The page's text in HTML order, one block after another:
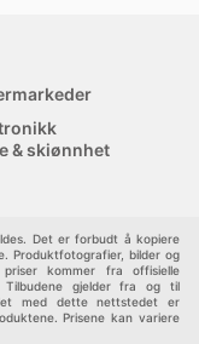
& skjønnhet
Det er forbudt å kopiere
Produktfotografier, bilder og
kommer fra offisielle
gjelder fra og til
med dette nettstedet er
Prisene kan variere